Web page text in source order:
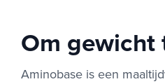
Om gewicht
Aminobase is een